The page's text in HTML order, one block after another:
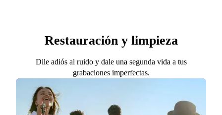
Restauración y limpieza
Dile adiós al ruido y dale una segunda vida a tus
grabaciones imperfectas.